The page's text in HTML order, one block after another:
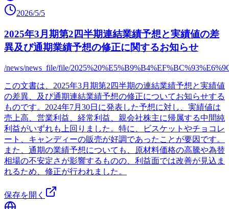
2026/5/5
2025年3月期第2四半期連結業績予想と実績値の差
異及び通期業績予想の修正に関するお知らせ
/news/news_file/file/
この文書は、2025年3月期第2四半期の連結業績予想と実績値
の差異、及び通期連結業績予想の修正についてお知らせする
ものです。2024年7月30日に発表した予想に対し、実績値は
売上高、営業利益、経常利益、親会社株主に帰属する中間純
利益がいずれも上回りました。特に、ビスケットやチョコレ
ート、キャンディーの販売が好調であったことが要因です。
また、通期の業績予想についても、原材料価格の高騰や為替
相場の不安定さが影響するものの、利益面では改善が見込ま
れるため、修正が行われました。
保存を開く